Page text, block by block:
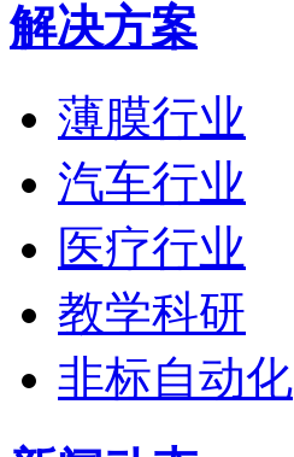
解决方案
薄膜行业
汽车行业
医疗行业
教学科研
非标自动化